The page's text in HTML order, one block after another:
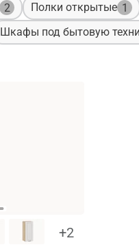
2 Полки открытые 1
Шкафы под бытовую
+2